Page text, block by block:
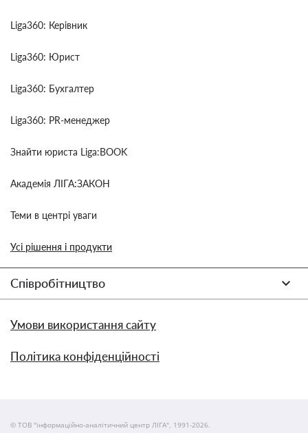
Liga360: Керівник
Liga360: Юрист
Liga360: Бухгалтер
Liga360: PR-менеджер
Знайти юриста Liga:BOOK
Академія ЛІГА:ЗАКОН
Теми в центрі уваги
Усі рішення і продукти
Співробітництво
Умови використання сайту
Політика конфіденційності
© ТОВ "інформаційно-аналітичний центр ЛІГА", 1991-2026.